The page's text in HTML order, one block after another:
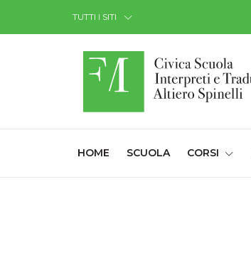
TUTTI I SITI
HOME (CURRENT)
SCUOLA CORSI